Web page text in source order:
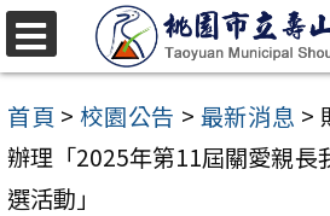
跳
至
主
要
內
首頁 > 校園公告 > 最新消息 >
辦理「2025年第11屆關愛親長
選活動」
選
單